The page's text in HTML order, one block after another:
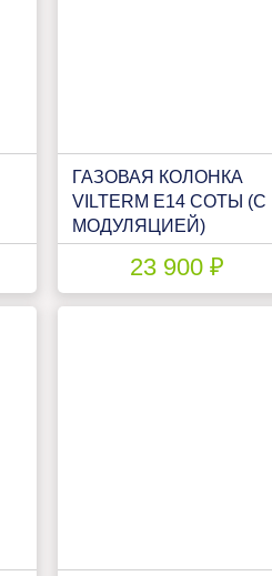
ГАЗОВАЯ КОЛОНКА
VILTERM E14 СОТЫ (С
МОДУЛЯЦИЕЙ)
23 900 ₽